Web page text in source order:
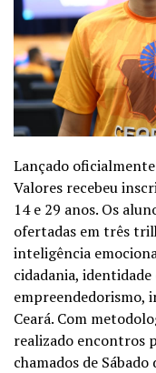
Lançado
Valores recebeu
14 e 29 anos. Os
ofertadas em três
inteligência
cidadania,
empreendedorismo,
Ceará. Com
realizado encontros
chamados de Sábado